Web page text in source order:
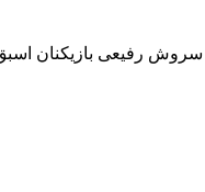
و سروش رفیعی بازیکنان